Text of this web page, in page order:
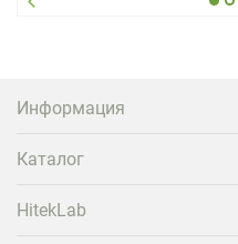
Информация
Каталог
HitekLab